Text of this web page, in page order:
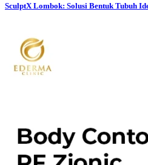
SculptX Lombok: Solusi Bentuk Tubuh